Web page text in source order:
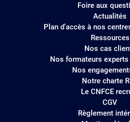
Foire aux
Actualités
Plan d'accès à nos
Ressources
Nos cas
Nos formateurs
Nos
Notre charte
Le CNFCE
CGV
Règlement